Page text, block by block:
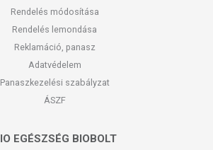
Rendelés módosítása
Rendelés lemondása
Reklamáció, panasz
Adatvédelem
Panaszkezelési szabályzat
ÁSZF
EGÉSZSÉG BIOBOLT